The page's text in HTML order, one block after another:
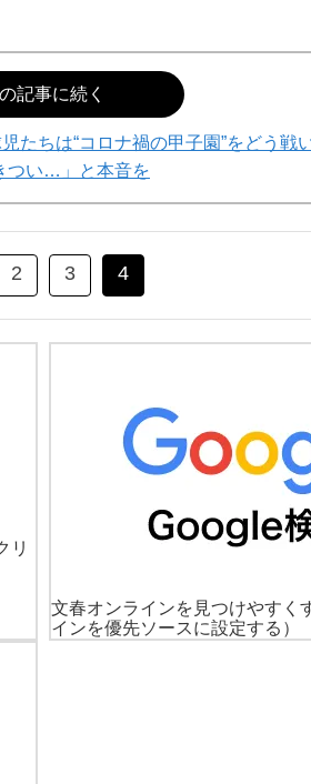
記事に続く
たちは“コロナ禍の甲子園”をどう
つい…」と本音を
2 3 4
リ
文春オンラインを見つけやすく
インを優先ソースに設定する）